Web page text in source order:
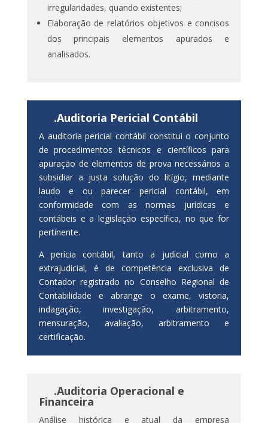
irregularidades, quando existentes;
Elaboração de relatórios objetivos e concisos
dos principais elementos apurados e
analisados.
.Auditoria Pericial Contábil
A auditoria pericial contábil constitui o conjunto
de procedimentos técnicos e científicos para
apuração de elementos de prova necessários a
subsidiar a justa solução do litígio, mediante
laudo e ou parecer pericial contábil, em
conformidade com as normas jurídicas e
contábeis e a legislação específica, no que for
pertinente.
A perícia contábil, tanto a judicial como a
extrajudicial, é de competência exclusiva de
Contador registrado no Conselho Regional de
Contabilidade e abrange o exame, vistoria,
indagação, investigação, arbitramento,
mensuração, avaliação, arbitramento e
certificação.
.Auditoria Operacional e
Financeira
Análise histórica e atual da empresa